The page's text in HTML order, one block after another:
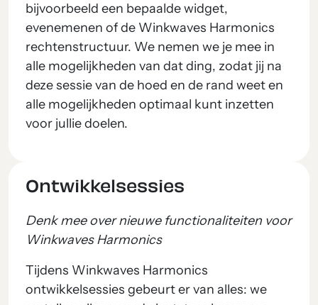
bijvoorbeeld een bepaalde widget,
evenemenen of de Winkwaves Harmonics
rechtenstructuur. We nemen we je mee in
alle mogelijkheden van dat ding, zodat jij na
deze sessie van de hoed en de rand weet en
alle mogelijkheden optimaal kunt inzetten
voor jullie doelen.
Ontwikkelsessies
Denk mee over nieuwe functionaliteiten voor
Winkwaves Harmonics
Tijdens Winkwaves Harmonics
ontwikkelsessies gebeurt er van alles: we